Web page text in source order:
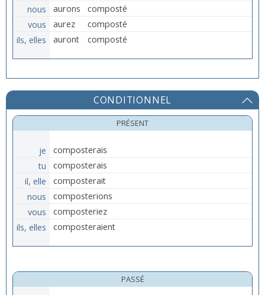
nous
aurons
composté
vous
aurez
composté
ils, elles
auront composté
CONDITIONNEL
PRÉSENT
je
composterais
tu
composterais
il, elle
composterait
nous
composterions
vous
composteriez
ils, elles
composteraient
PASSÉ